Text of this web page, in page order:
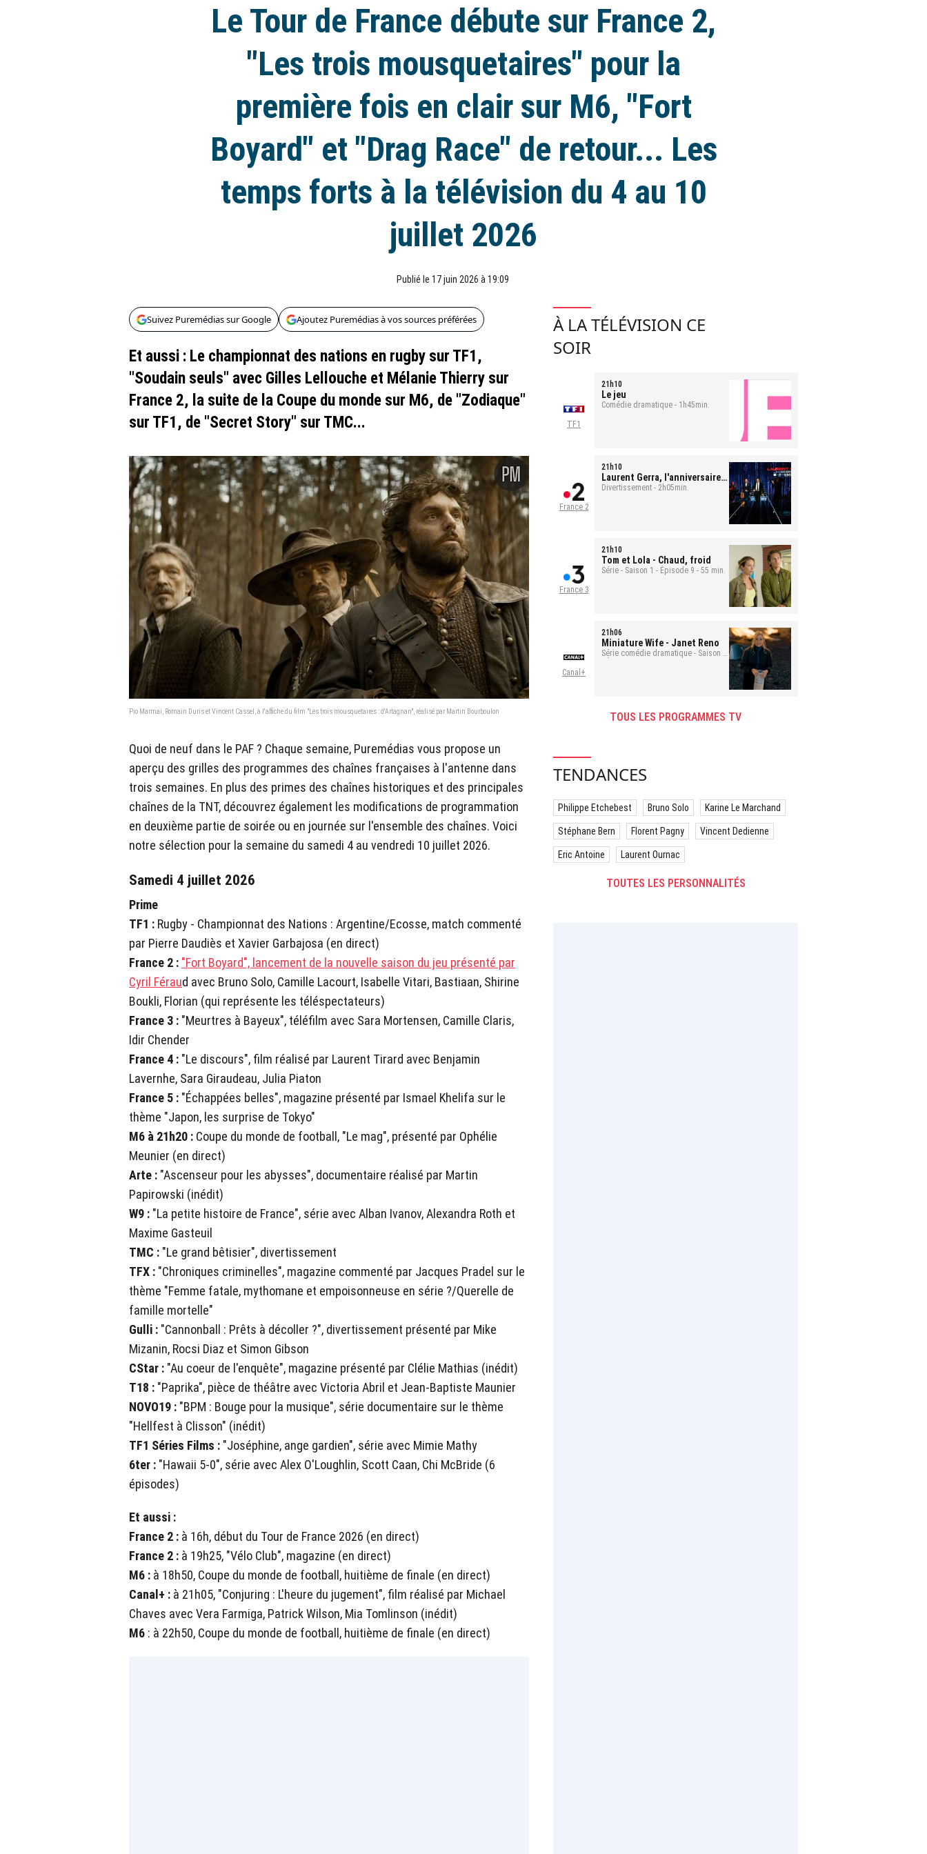
Le Tour de France débute sur France 2,
"Les trois mousquetaires" pour la
première fois en clair sur M6, "Fort
Boyard" et "Drag Race" de retour... Les
temps forts à la télévision du 4 au 10
juillet 2026
Publié le 17 juin 2026 à 19:09
Suivez Puremédias sur Google Ajoutez Puremédias à vos sources préférées
Et aussi : Le championnat des nations en rugby sur TF1,
"Soudain seuls" avec Gilles Lellouche et Mélanie Thierry sur
France 2, la suite de la Coupe du monde sur M6, de "Zodiaque"
sur TF1, de "Secret Story" sur TMC...
Pio Marmaï, Romain Duris et Vincent Cassel, à l'affiche du film "Les trois mousquetaires : d'Artagnan", réalisé par Martin Bourboulon
Quoi de neuf dans le PAF ? Chaque semaine, Puremédias vous propose un
aperçu des grilles des programmes des chaînes françaises à l'antenne dans
trois semaines. En plus des primes des chaînes historiques et des principales
chaînes de la TNT, découvrez également les modifications de programmation
en deuxième partie de soirée ou en journée sur l'ensemble des chaînes. Voici
notre sélection pour la semaine du samedi 4 au vendredi 10 juillet 2026.
Samedi 4 juillet 2026
Prime
TF1 : Rugby - Championnat des Nations : Argentine/Ecosse, match commenté
par Pierre Daudiès et Xavier Garbajosa (en direct)
France 2 : "Fort Boyard", lancement de la nouvelle saison du jeu présenté par
Cyril Féraud avec Bruno Solo, Camille Lacourt, Isabelle Vitari, Bastiaan, Shirine
Boukli, Florian (qui représente les téléspectateurs)
France 3 : "Meurtres à Bayeux", téléfilm avec Sara Mortensen, Camille Claris,
Idir Chender
France 4 : "Le discours", film réalisé par Laurent Tirard avec Benjamin
Lavernhe, Sara Giraudeau, Julia Piaton
France 5 : "Échappées belles", magazine présenté par Ismael Khelifa sur le
thème "Japon, les surprise de Tokyo"
M6 à 21h20 : Coupe du monde de football, "Le mag", présenté par Ophélie
Meunier (en direct)
Arte : "Ascenseur pour les abysses", documentaire réalisé par Martin
Papirowski (inédit)
W9 : "La petite histoire de France", série avec Alban Ivanov, Alexandra Roth et
Maxime Gasteuil
TMC : "Le grand bêtisier", divertissement
TFX : "Chroniques criminelles", magazine commenté par Jacques Pradel sur le
thème "Femme fatale, mythomane et empoisonneuse en série ?/Querelle de
famille mortelle"
Gulli : "Cannonball : Prêts à décoller ?", divertissement présenté par Mike
Mizanin, Rocsi Diaz et Simon Gibson
CStar : "Au coeur de l'enquête", magazine présenté par Clélie Mathias (inédit)
T18 : "Paprika", pièce de théâtre avec Victoria Abril et Jean-Baptiste Maunier
NOVO19 : "BPM : Bouge pour la musique", série documentaire sur le thème
"Hellfest à Clisson" (inédit)
TF1 Séries Films : "Joséphine, ange gardien", série avec Mimie Mathy
6ter : "Hawaii 5-0", série avec Alex O'Loughlin, Scott Caan, Chi McBride (6
épisodes)
Et aussi :
France 2 : à 16h, début du Tour de France 2026 (en direct)
France 2 : à 19h25, "Vélo Club", magazine (en direct)
M6 : à 18h50, Coupe du monde de football, huitième de finale (en direct)
Canal+ : à 21h05, "Conjuring : L'heure du jugement", film réalisé par Michael
Chaves avec Vera Farmiga, Patrick Wilson, Mia Tomlinson (inédit)
M6 : à 22h50, Coupe du monde de football, huitième de finale (en direct)
À LA TÉLÉVISION CE
SOIR
TF1
21h10
Le jeu
Comédie dramatique - 1h45min.
France 2
21h10
Laurent Gerra, l'anniversaire-
événement
Divertissement - 2h05min.
France 3
21h10
Tom et Lola - Chaud, froid
Série - Saison 1 - Épisode 9 - 55 min.
Canal+
21h06
Miniature Wife - Janet Reno
Série comédie dramatique - Saison 1
TOUS LES PROGRAMMES TV
TENDANCES
Philippe Etchebest Bruno Solo Karine Le Marchand
Stéphane Bern Florent Pagny Vincent Dedienne
Eric Antoine Laurent Ournac
TOUTES LES PERSONNALITÉS